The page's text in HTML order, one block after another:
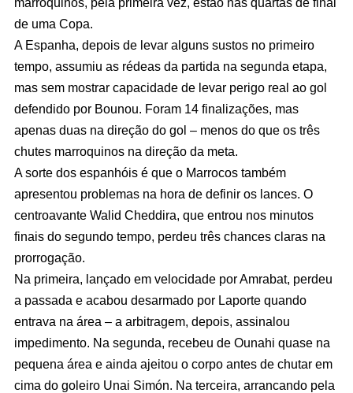
de uma Copa.
A Espanha, depois de levar alguns sustos no primeiro
tempo, assumiu as rédeas da partida na segunda etapa,
mas sem mostrar capacidade de levar perigo real ao gol
defendido por Bounou. Foram 14 finalizações, mas
apenas duas na direção do gol – menos do que os três
chutes marroquinos na direção da meta.
A sorte dos espanhóis é que o Marrocos também
apresentou problemas na hora de definir os lances. O
centroavante Walid Cheddira, que entrou nos minutos
finais do segundo tempo, perdeu três chances claras na
prorrogação.
Na primeira, lançado em velocidade por Amrabat, perdeu
a passada e acabou desarmado por Laporte quando
entrava na área – a arbitragem, depois, assinalou
impedimento. Na segunda, recebeu de Ounahi quase na
pequena área e ainda ajeitou o corpo antes de chutar em
cima do goleiro Unai Simón. Na terceira, arrancando pela